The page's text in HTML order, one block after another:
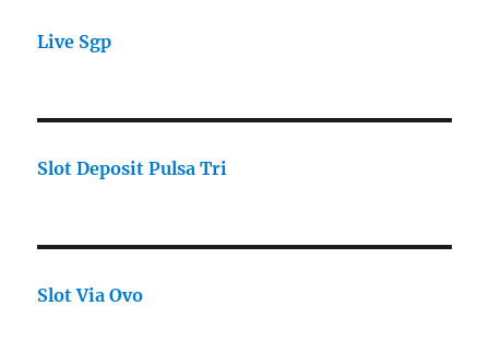
Live Sgp
Slot Deposit Pulsa Tri
Slot Via Ovo